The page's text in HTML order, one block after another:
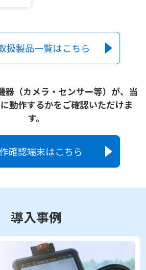
扱製品一覧はこちら
器（カメラ・センサー等）が、当
動作するかをご確認いただけま
す。
確認端末はこちら
導入事例